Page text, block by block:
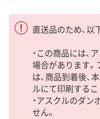
直送品のため、以
・この商品には、
場合があります
は、商品到着後、
ルにて印刷するこ
・アスクルのダ
せん。